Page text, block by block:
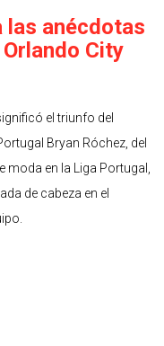
las anécdotas
City
el triunfo del
Bryan Róchez, del
en la Liga Portugal,
de cabeza en el